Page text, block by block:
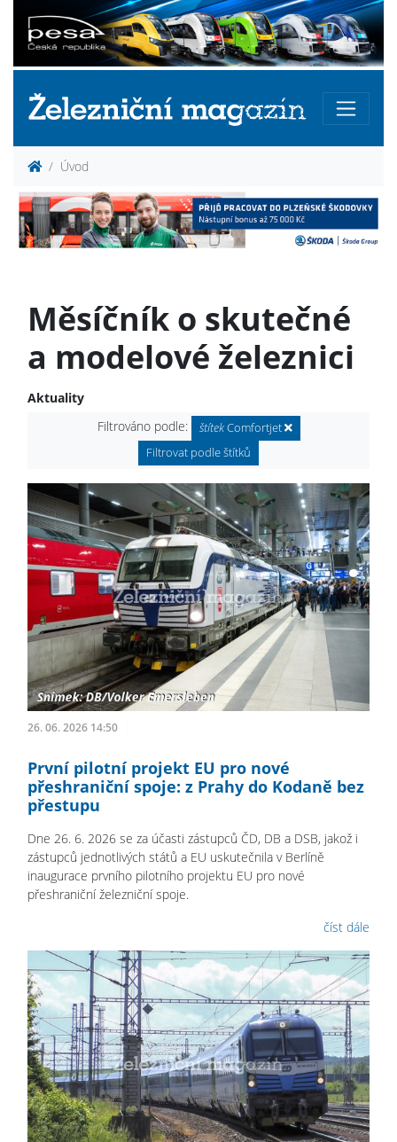
Úvod
Měsíčník o skutečné
a modelové železnici
Aktuality
Filtrováno podle:
štítekComfortjet
Filtrovat podle štítků
26. 06. 2026 14:50
První pilotní projekt EU pro nové
přeshraniční spoje: z Prahy do Kodaně bez
přestupu
Dne 26. 6. 2026 se za účasti zástupců ČD, DB a DSB, jakož i
zástupců jednotlivých států a EU uskutečnila v Berlíně
inaugurace prvního pilotního projektu EU pro nové
přeshraniční železniční spoje.
číst dále